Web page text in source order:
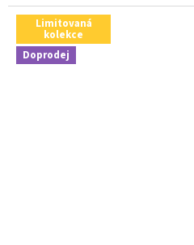
Limitovaná
kolekce
Doprodej